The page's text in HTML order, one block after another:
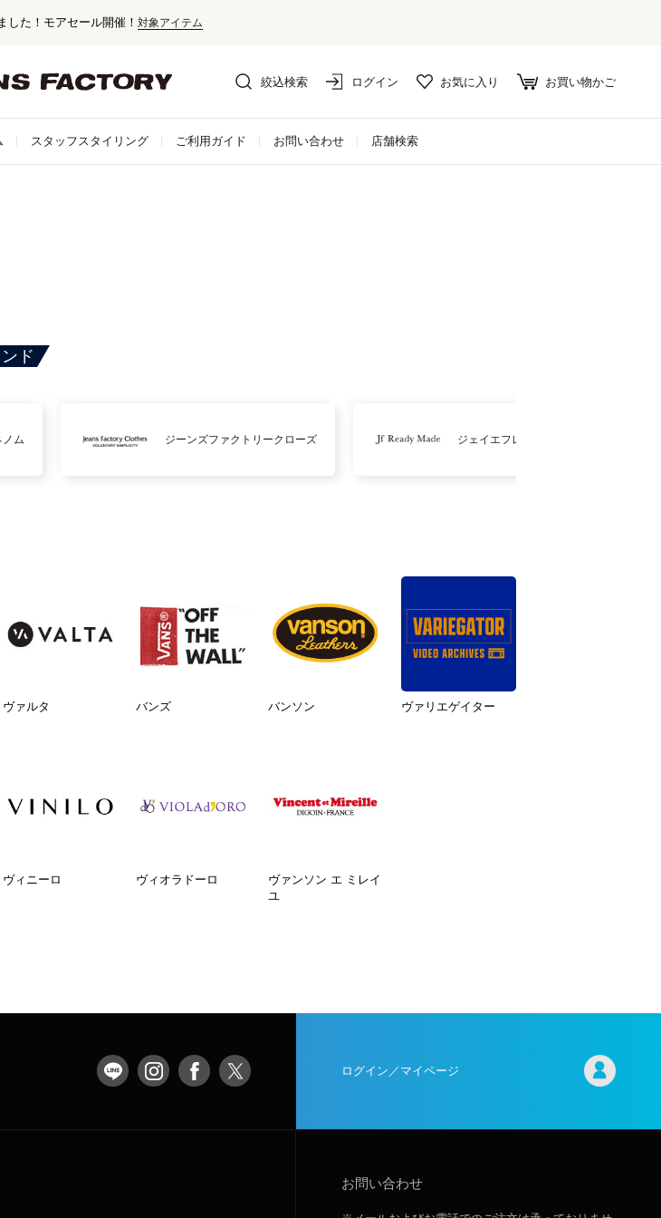
した！モアセール開催！ 対象アイテム
料！
。さらに詳しく
絞込検索 ログイン お気に入り お買い物かご
スタッフスタイリング ご利用ガイド お問い合わせ 店舗検索
ド
ノム ジーンズファクトリークローズ ジェイエフレディメイド
ヴァルタ バンズ バンソン ヴァリエゲイター
ヴィニーロ ヴィオラドーロ
ヴァンソン エ ミレイ
ユ
ログイン／マイページ
お問い合わせ